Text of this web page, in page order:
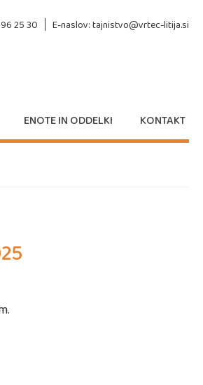
25 30 E-naslov: tajnistvo@vrtec-litija.si
ENOTE IN ODDELKI KONTAKT